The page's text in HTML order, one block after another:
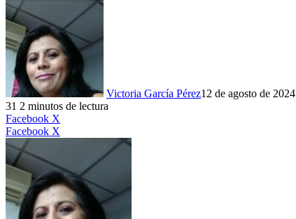
Victoria García Pérez12 de agosto de 2024
31 2 minutos de lectura
Facebook X
Facebook X
electrónico